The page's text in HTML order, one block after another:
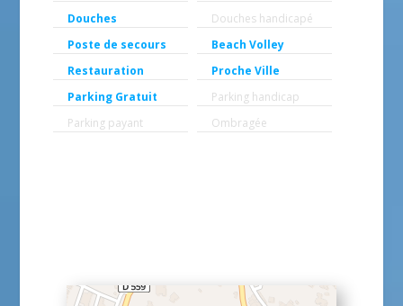
Douches
Douches handicapé
Poste de secours
Beach Volley
Restauration
Proche Ville
Parking Gratuit
Parking handicap
Parking payant
Ombragée